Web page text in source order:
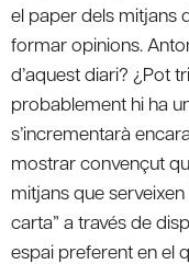
el paper dels mitjans
formar opinions.
d’aquest diari? ¿Pot
probablement hi ha
s’incrementarà
mostrar convençut
mitjans que
carta” a través de
espai preferent en el